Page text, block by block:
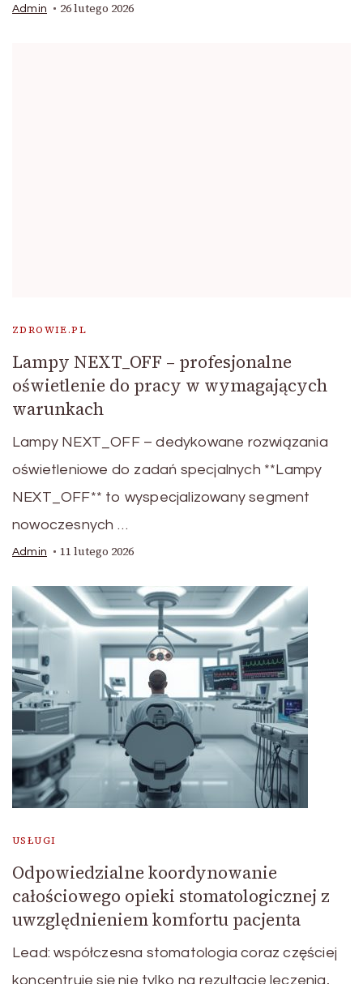
Admin 26 lutego 2026
ZDROWIE.PL
Lampy NEXT_OFF – profesjonalne
oświetlenie do pracy w wymagających
warunkach
Lampy NEXT_OFF – dedykowane rozwiązania
oświetleniowe do zadań specjalnych **Lampy
NEXT_OFF** to wyspecjalizowany segment
nowoczesnych …
Admin 11 lutego 2026
USŁUGI
Odpowiedzialne koordynowanie
całościowego opieki stomatologicznej z
uwzględnieniem komfortu pacjenta
Lead: współczesna stomatologia coraz częściej
koncentruje się nie tylko na rezultacie leczenia,